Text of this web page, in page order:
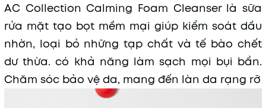
AC Collection Calming Foam Cleanser là sữa
rửa mặt tạo bọt mềm mại giúp kiểm soát dầu
nhờn, loại bỏ những tạp chất và tế bào chết
dư thừa. có khả năng làm sạch mọi bụi bẩn.
Chăm sóc bảo vệ da, mang đến làn da rạng rỡ